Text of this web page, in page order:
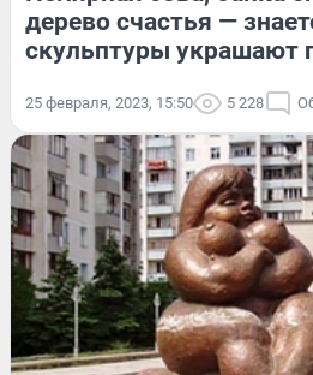
дерево счастья —
скульптуры украшают
25 февраля, 2023, 15:50 5 228